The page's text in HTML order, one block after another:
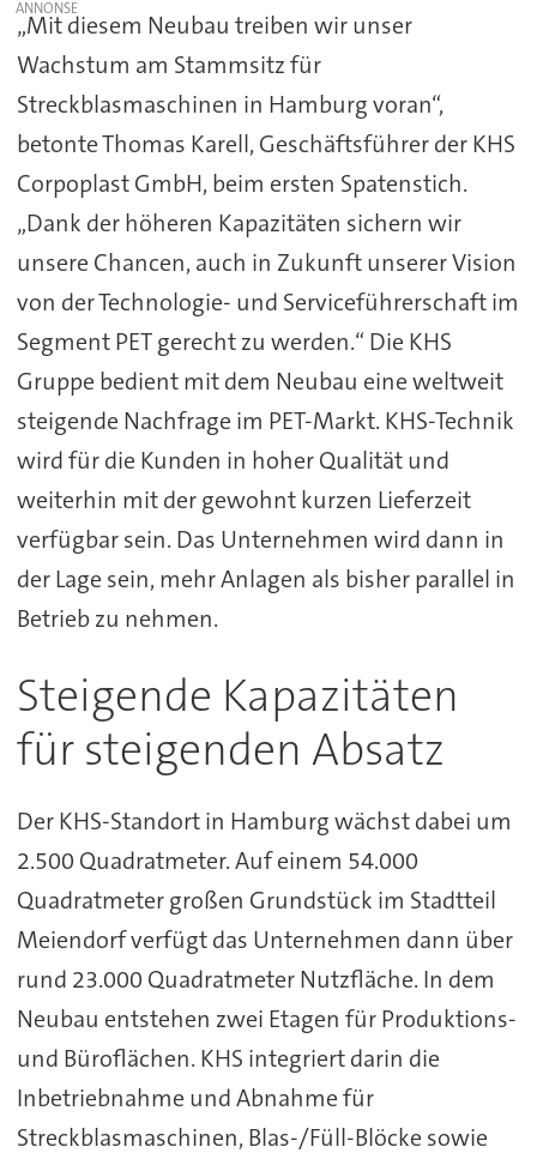
„Mit diesem Neubau treiben wir unser
Wachstum am Stammsitz für
Streckblasmaschinen in Hamburg voran“,
betonte Thomas Karell, Geschäftsführer der KHS
Corpoplast GmbH, beim ersten Spatenstich.
„Dank der höheren Kapazitäten sichern wir
unsere Chancen, auch in Zukunft unserer Vision
von der Technologie- und Serviceführerschaft im
Segment PET gerecht zu werden.“ Die KHS
Gruppe bedient mit dem Neubau eine weltweit
steigende Nachfrage im PET-Markt. KHS-Technik
wird für die Kunden in hoher Qualität und
weiterhin mit der gewohnt kurzen Lieferzeit
verfügbar sein. Das Unternehmen wird dann in
der Lage sein, mehr Anlagen als bisher parallel in
Betrieb zu nehmen.
Steigende Kapazitäten
für steigenden Absatz
Der KHS-Standort in Hamburg wächst dabei um
2.500 Quadratmeter. Auf einem 54.000
Quadratmeter großen Grundstück im Stadtteil
Meiendorf verfügt das Unternehmen dann über
rund 23.000 Quadratmeter Nutzfläche. In dem
Neubau entstehen zwei Etagen für Produktions-
und Büroflächen. KHS integriert darin die
Inbetriebnahme und Abnahme für
Streckblasmaschinen, Blas-/Füll-Blöcke sowie